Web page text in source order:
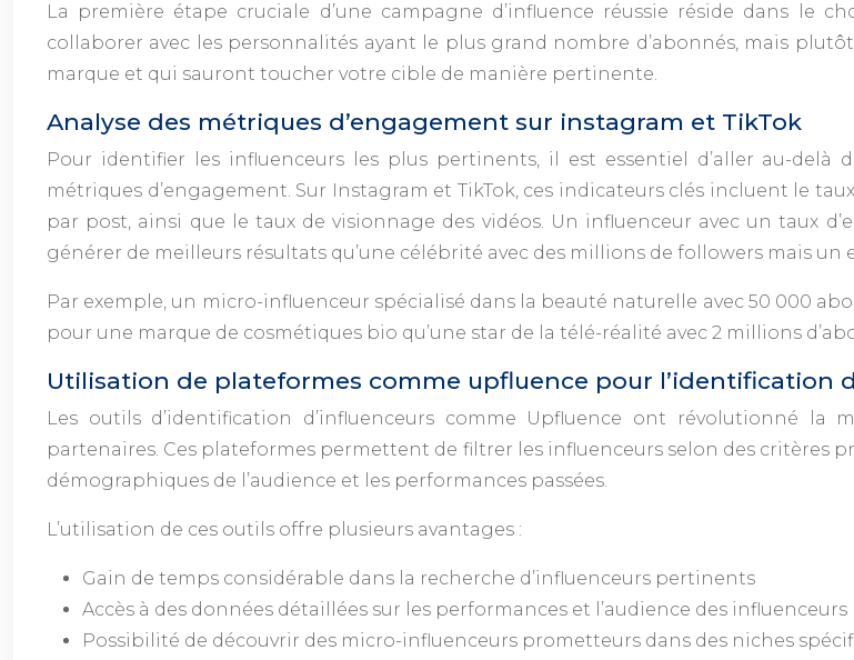
La première étape cruciale d’une campagne d’influence réussie réside dans le
collaborer avec les personnalités ayant le plus grand nombre d’abonnés, mais
marque et qui sauront toucher votre cible de manière pertinente.
Analyse des métriques d’engagement sur instagram et TikTok
Pour identifier les influenceurs les plus pertinents, il est essentiel d’aller au-delà
métriques d’engagement. Sur Instagram et TikTok, ces indicateurs clés incluent le
par post, ainsi que le taux de visionnage des vidéos. Un influenceur avec un taux
générer de meilleurs résultats qu’une célébrité avec des millions de followers mais
Par exemple, un micro-influenceur spécialisé dans la beauté naturelle avec 50 000
pour une marque de cosmétiques bio qu’une star de la télé-réalité avec 2 millions
Utilisation de plateformes comme upfluence pour l’identification
Les outils d’identification d’influenceurs comme Upfluence ont révolutionné
partenaires. Ces plateformes permettent de filtrer les influenceurs selon des critères
démographiques de l’audience et les performances passées.
L’utilisation de ces outils offre plusieurs avantages :
Gain de temps considérable dans la recherche d’influenceurs pertinents
Accès à des données détaillées sur les performances et l’audience des influenceurs
Possibilité de découvrir des micro-influenceurs prometteurs dans des niches